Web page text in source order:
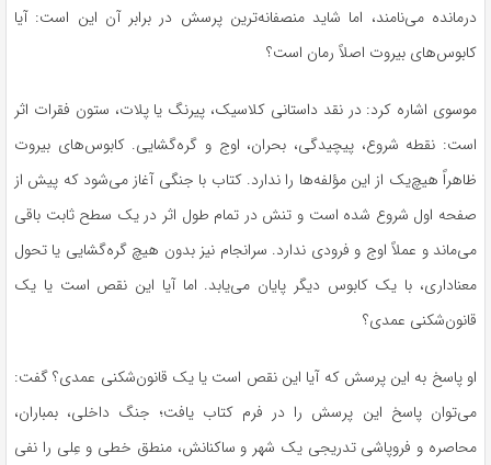
درمانده می‌نامند، اما شاید منصفانه‌ترین پرسش در برابر آن این است: آیا
کابوس‌های بیروت اصلاً رمان است؟
موسوی اشاره کرد: در نقد داستانی کلاسیک، پیرنگ یا پلات، ستون فقرات اثر
است: نقطه شروع، پیچیدگی، بحران، اوج و گره‌گشایی. کابوس‌های بیروت
ظاهراً هیچ‌یک از این مؤلفه‌ها را ندارد. کتاب با جنگی آغاز می‌شود که پیش از
صفحه اول شروع شده است و تنش در تمام طول اثر در یک سطح ثابت باقی
می‌ماند و عملاً اوج و فرودی ندارد. سرانجام نیز بدون هیچ گره‌گشایی یا تحول
معناداری، با یک کابوس دیگر پایان می‌یابد. اما آیا این نقص است یا یک
قانون‌شکنی عمدی؟
او پاسخ به این پرسش که آیا این نقص است یا یک قانون‌شکنی عمدی؟ گفت:
می‌توان پاسخ این پرسش را در فرم کتاب یافت؛ جنگ داخلی، بمباران،
محاصره و فروپاشی تدریجی یک شهر و ساکنانش، منطق خطی و عِلی را نفی